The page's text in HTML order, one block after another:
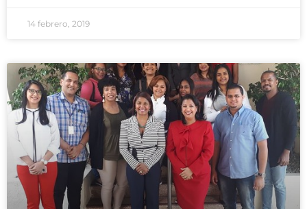
14 febrero, 2019